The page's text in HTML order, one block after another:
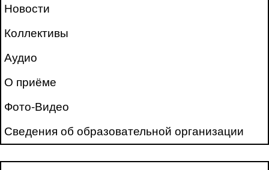
Новости
Коллективы
Аудио
О приёме
Фото-Видео
Сведения об образовательной организации